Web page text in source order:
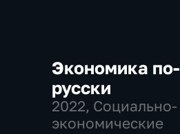
Экономика по-
русски
2022, Социально-
экономические